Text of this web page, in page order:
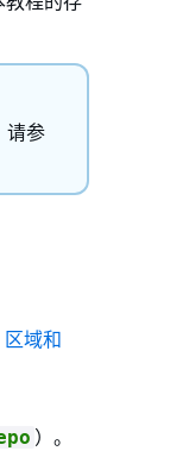
请参
区域和
）。